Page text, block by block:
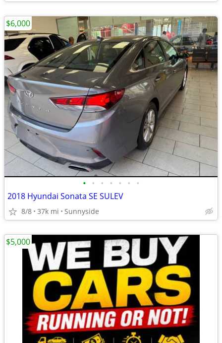
• • • • • • •
2018 Hyundai Sonata SE SULEV
8/8 37k mi Sunnyside
$6,000
$5,000